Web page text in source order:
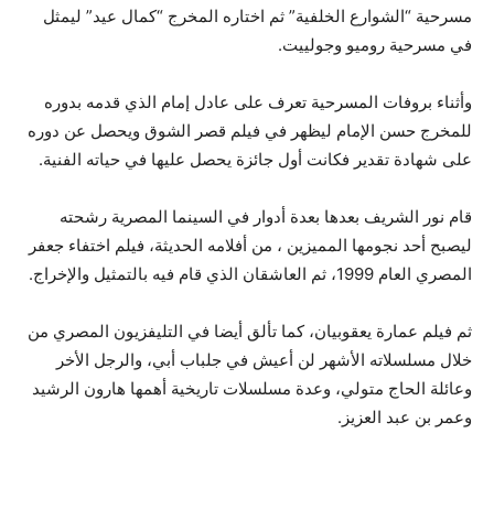
مسرحية “الشوارع الخلفية” ثم اختاره المخرج “كمال عيد” ليمثل
في مسرحية روميو وجولييت.
وأثناء بروفات المسرحية تعرف على عادل إمام الذي قدمه بدوره
للمخرج حسن الإمام ليظهر في فيلم قصر الشوق ويحصل عن دوره
على شهادة تقدير فكانت أول جائزة يحصل عليها في حياته الفنية.
قام نور الشريف بعدها بعدة أدوار في السينما المصرية رشحته
ليصبح أحد نجومها المميزين ، من أفلامه الحديثة، فيلم اختفاء جعفر
المصري العام 1999، ثم العاشقان الذي قام فيه بالتمثيل والإخراج.
ثم فيلم عمارة يعقوبيان، كما تألق أيضا في التليفزيون المصري من
خلال مسلسلاته الأشهر لن أعيش في جلباب أبي، والرجل الأخر
وعائلة الحاج متولي، وعدة مسلسلات تاريخية أهمها هارون الرشيد
وعمر بن عبد العزيز.